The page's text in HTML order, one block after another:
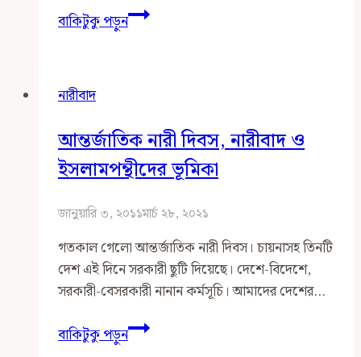
বাকিটুকু পড়ুননারীবাদের
এই
ডিসক্রিমিনেশনের
শিকার?
নারীবাদ
আন্তর্জাতিক নারী দিবস, নারীবাদ ও
ইসলামপন্থীদের ভূমিকা
জানুয়ারি ৩, ২০১১মার্চ ২৮, ২০২১
গতকাল গেলো আন্তর্জাতিক নারী দিবস। চায়নাসহ তিনটি
দেশ এই দিনে সরকারী ছুটি দিয়েছে। দেশে-বিদেশে,
সরকারী-বেসরকারী নানান কর্মসূচি। আমাদের দেশের…
বাকিটুকু পড়ুনআন্তর্জাতিক
নারী